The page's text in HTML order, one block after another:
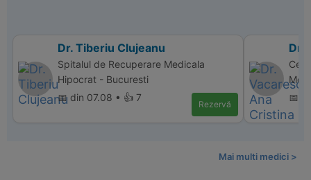
Dr. Tiberiu Clujeanu
Spitalul de Recuperare Medicala
Hipocrat - Bucuresti
📅 din 07.08 • 👍 7
Rezervă
Dr.
📅
Mai multi medici >